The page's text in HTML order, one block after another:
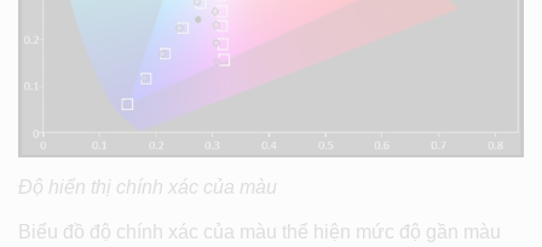
Độ hiển thị chính xác của màu
Biểu đồ độ chính xác của màu thể hiện mức độ gần màu